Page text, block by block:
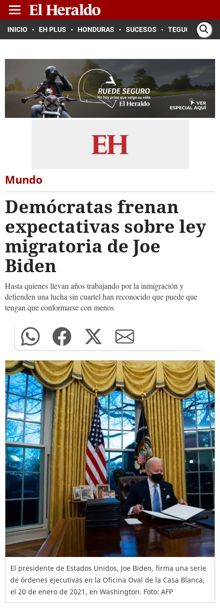
INICIO EH PLUS HONDURAS SUCESOS TEGUCIGALPA
Mundo
Demócratas frenan
expectativas sobre ley
migratoria de Joe
Biden
Hasta quienes llevan años trabajando por la inmigración y
defienden una lucha sin cuartel han reconocido que puede que
tengan que conformarse con menos
El presidente de Estados Unidos, Joe Biden, firma una serie
de órdenes ejecutivas en la Oficina Oval de la Casa Blanca,
el 20 de enero de 2021, en Washington. Foto: AFP